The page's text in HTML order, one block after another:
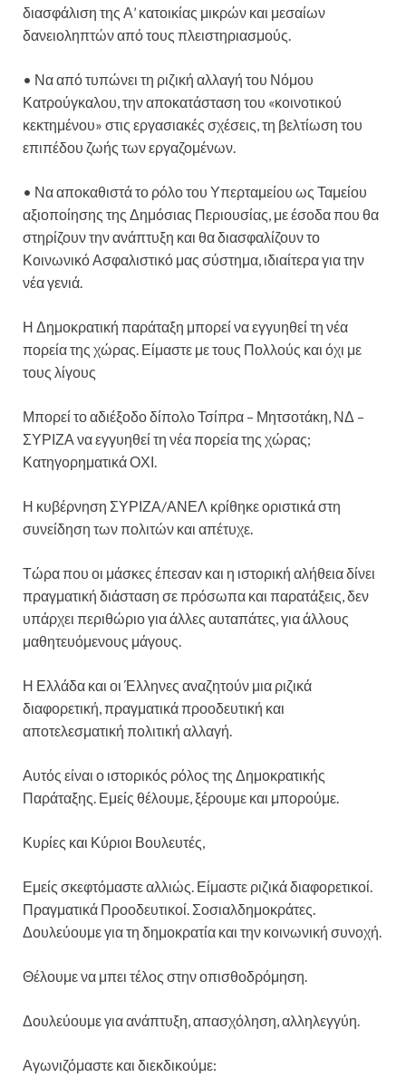
διασφάλιση της Α’ κατοικίας μικρών και μεσαίων
δανειοληπτών από τους πλειστηριασμούς.
• Να από τυπώνει τη ριζική αλλαγή του Νόμου
Κατρούγκαλου, την αποκατάσταση του «κοινοτικού
κεκτημένου» στις εργασιακές σχέσεις, τη βελτίωση του
επιπέδου ζωής των εργαζομένων.
• Να αποκαθιστά το ρόλο του Υπερταμείου ως Ταμείου
αξιοποίησης της Δημόσιας Περιουσίας, με έσοδα που θα
στηρίζουν την ανάπτυξη και θα διασφαλίζουν το
Κοινωνικό Ασφαλιστικό μας σύστημα, ιδιαίτερα για την
νέα γενιά.
Η Δημοκρατική παράταξη μπορεί να εγγυηθεί τη νέα
πορεία της χώρας. Είμαστε με τους Πολλούς και όχι με
τους λίγους
Μπορεί το αδιέξοδο δίπολο Τσίπρα – Μητσοτάκη, ΝΔ –
ΣΥΡΙΖΑ να εγγυηθεί τη νέα πορεία της χώρας;
Κατηγορηματικά ΟΧΙ.
Η κυβέρνηση ΣΥΡΙΖΑ/ΑΝΕΛ κρίθηκε οριστικά στη
συνείδηση των πολιτών και απέτυχε.
Τώρα που οι μάσκες έπεσαν και η ιστορική αλήθεια δίνει
πραγματική διάσταση σε πρόσωπα και παρατάξεις, δεν
υπάρχει περιθώριο για άλλες αυταπάτες, για άλλους
μαθητευόμενους μάγους.
Η Ελλάδα και οι Έλληνες αναζητούν μια ριζικά
διαφορετική, πραγματικά προοδευτική και
αποτελεσματική πολιτική αλλαγή.
Αυτός είναι ο ιστορικός ρόλος της Δημοκρατικής
Παράταξης. Εμείς θέλουμε, ξέρουμε και μπορούμε.
Κυρίες και Κύριοι Βουλευτές,
Εμείς σκεφτόμαστε αλλιώς. Είμαστε ριζικά διαφορετικοί.
Πραγματικά Προοδευτικοί. Σοσιαλδημοκράτες.
Δουλεύουμε για τη δημοκρατία και την κοινωνική συνοχή.
Θέλουμε να μπει τέλος στην οπισθοδρόμηση.
Δουλεύουμε για ανάπτυξη, απασχόληση, αλληλεγγύη.
Αγωνιζόμαστε και διεκδικούμε: